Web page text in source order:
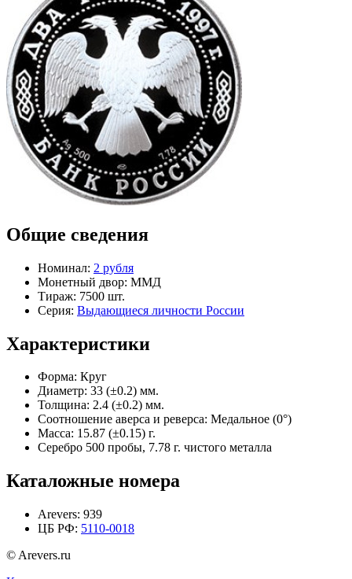
Общие сведения
Номинал: 2 рубля
Монетный двор: ММД
Тираж: 7500 шт.
Серия: Выдающиеся личности России
Характеристики
Форма: Круг
Диаметр: 33 (±0.2) мм.
Толщина: 2.4 (±0.2) мм.
Соотношение аверса и реверса: Медальное (0°)
Масса: 15.87 (±0.15) г.
Серебро 500 пробы, 7.78 г. чистого металла
Каталожные номера
Arevers: 939
ЦБ РФ: 5110-0018
© Arevers.ru